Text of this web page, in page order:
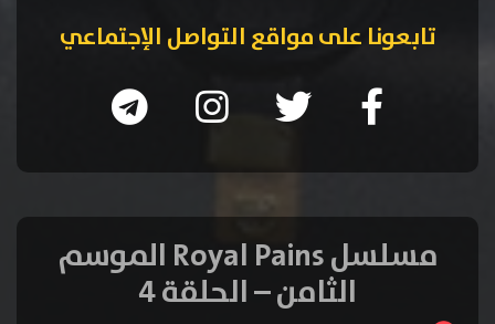
تابعونا على مواقع التواصل الإجتماعي
مسلسل Royal Pains الموسم
الثامن – الحلقة 4